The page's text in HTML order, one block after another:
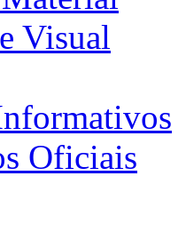
Visual
Oficiais